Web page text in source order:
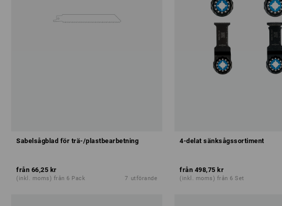
Sabelsågblad för trä-/plastbearbetning
från 66,25 kr
(inkl. moms) från 6 Pack 7 utförande
4-delat sänksågssortiment
från 498,75 kr
(inkl. moms) från 6 Set